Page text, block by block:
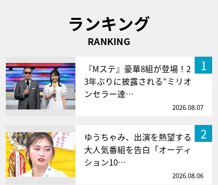
ランキング
RANKING
1
『Mステ』豪華8組が登場！2
3年ぶりに披露される“ミリオ
ンセラー達…
2026.08.07
2
ゆうちゃみ、出演を熱望する
大人気番組を告白「オーディ
ション10…
2026.08.06